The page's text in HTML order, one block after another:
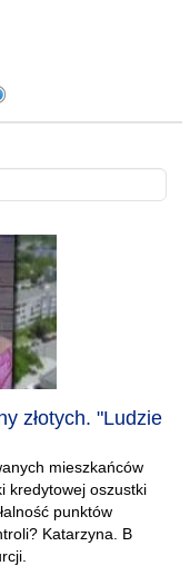
złotych. "Ludzie
mieszkańców
kredytowej oszustki
punktów
Katarzyna. B